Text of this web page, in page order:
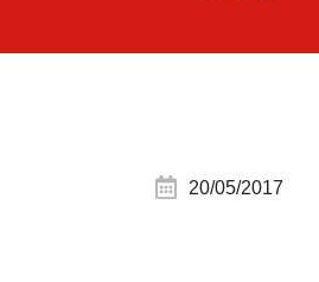
20/05/2017